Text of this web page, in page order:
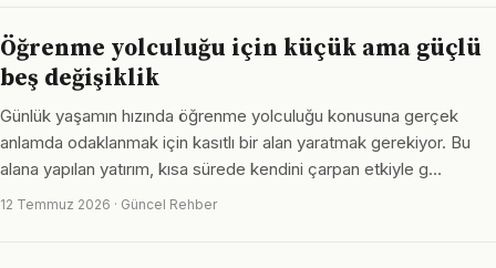
Öğrenme yolculuğu için küçük ama güçlü
beş değişiklik
Günlük yaşamın hızında öğrenme yolculuğu konusuna gerçek
anlamda odaklanmak için kasıtlı bir alan yaratmak gerekiyor. Bu
alana yapılan yatırım, kısa sürede kendini çarpan etkiyle g…
12 Temmuz 2026 · Güncel Rehber